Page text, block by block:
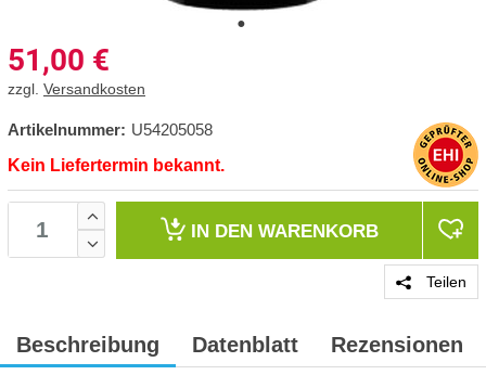
51,00 €
zzgl. Versandkosten
Artikelnummer: U54205058
Kein Liefertermin bekannt.
IN DEN WARENKORB
Teilen
Beschreibung Datenblatt Rezensionen